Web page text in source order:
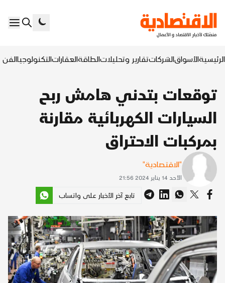
الرئيسيةالأسواقالشركاتتقارير وتحليلاتالطاقةالعقاراتالتكنولوجياالفن
توقعات بتدني هامش ربح
السيارات الكهربائية مقارنة
بمركبات الاحتراق
"الاقتصادية"
الأحد 14 يناير 2024 21:56
تابع آخر الأخبار على واتساب